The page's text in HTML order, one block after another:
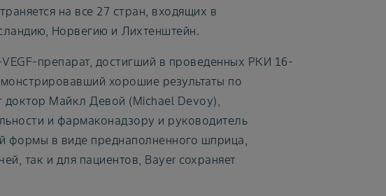
на все 27 стран, входящих в
Норвегию и Лихтенштейн.
препарат, достигший в проведенных РКИ 16-
хорошие результаты по
Майкл Девой (Michael Devoy),
и фармаконадзору и руководитель
формы в виде преднаполненного шприца,
так и для пациентов, Bayer сохраняет